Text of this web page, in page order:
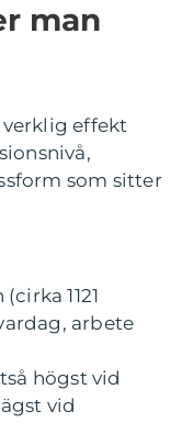
man
effekt
som sitter
1121
arbete
högst vid
vid